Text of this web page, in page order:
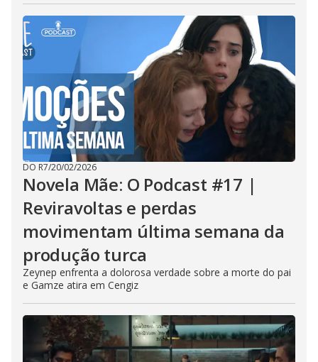
DO R7/20/02/2026
Novela Mãe: O Podcast #17 |
Reviravoltas e perdas
movimentam última semana da
produção turca
Zeynep enfrenta a dolorosa verdade sobre a morte do pai
e Gamze atira em Cengiz